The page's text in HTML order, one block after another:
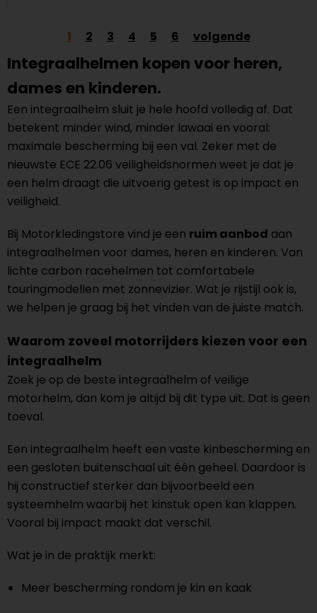
1 2 3 4 5 6 volgende
Integraalhelmen kopen voor heren,
dames en kinderen.
Een integraalhelm sluit je hele hoofd volledig af. Dat
betekent minder wind, minder lawaai en vooral:
maximale bescherming bij een val. Zeker met de
nieuwste ECE 22.06 veiligheidsnormen weet je dat je
een helm draagt die uitvoerig getest is op impact en
veiligheid.
Bij Motorkledingstore vind je een ruim aanbod aan
integraalhelmen voor dames, heren en kinderen. Van
lichte carbon racehelmen tot comfortabele
touringmodellen met zonnevizier. Wat je rijstijl ook is,
we helpen je graag bij het vinden van de juiste match.
Waarom zoveel motorrijders kiezen voor een
integraalhelm
Zoek je op de beste integraalhelm of veilige
motorhelm, dan kom je altijd bij dit type uit. Dat is geen
toeval.
Een integraalhelm heeft een vaste kinbescherming en
een gesloten buitenschaal uit één geheel. Daardoor is
hij constructief sterker dan bijvoorbeeld een
systeemhelm waarbij het kinstuk open kan klappen.
Vooral bij impact maakt dat verschil.
Wat je in de praktijk merkt:
Meer bescherming rondom je kin en kaak